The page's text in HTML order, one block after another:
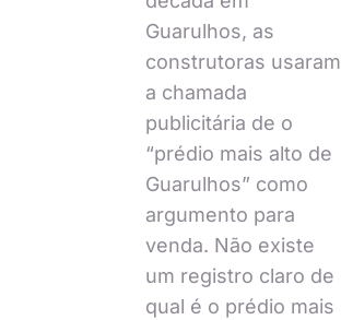
Guarulhos, as
construtoras usaram
a chamada
publicitária de o
“prédio mais alto de
Guarulhos” como
argumento para
venda. Não existe
um registro claro de
qual é o prédio mais